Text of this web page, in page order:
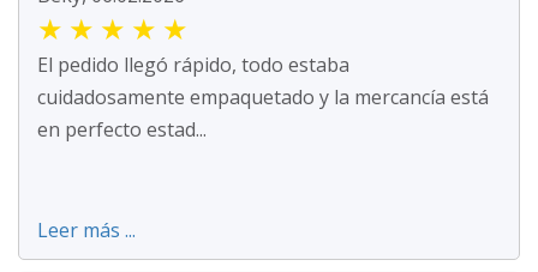
★ ★ ★ ★ ★
El pedido llegó rápido, todo estaba
cuidadosamente empaquetado y la mercancía está
en perfecto estad...
Leer más ...